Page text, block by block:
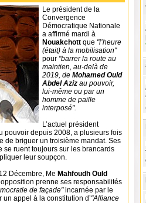
Le président de la
Convergence
Démocratique Nationale
a affirmé mardi à
Nouakchott que "l’heure
(était) à la mobilisation"
pour "barrer la route au
maintien, au-delà de
2019, de Mohamed Ould
Abdel Aziz au pouvoir,
lui-même ou par un
homme de paille
interposé".
L’actuel président
pouvoir depuis 2008, a plusieurs fois
de briguer un troisième mandat. Ses
se ruent toujours sur les brancards
leur soupçon.
Décembre, Me Mahfoudh Ould
prenne ses responsabilités
de façade"incarnée par le
un appel à la constitution d’"Alliance